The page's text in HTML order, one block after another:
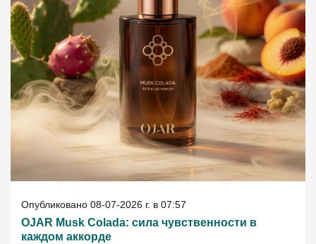
Опубликовано 08-07-2026 г. в 07:57
OJAR Musk Colada: сила чувственности в
каждом аккорде